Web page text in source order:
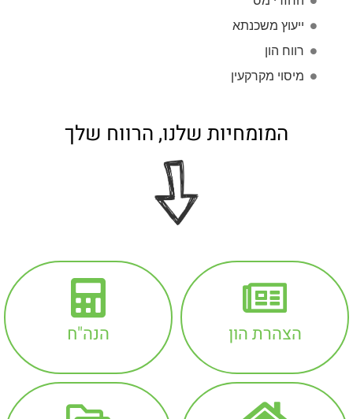
ייעוץ משכנתא
רווח הון
מיסוי מקרקעין
המומחיות שלנו, הרווח שלך
הצהרת הון הנה"ח